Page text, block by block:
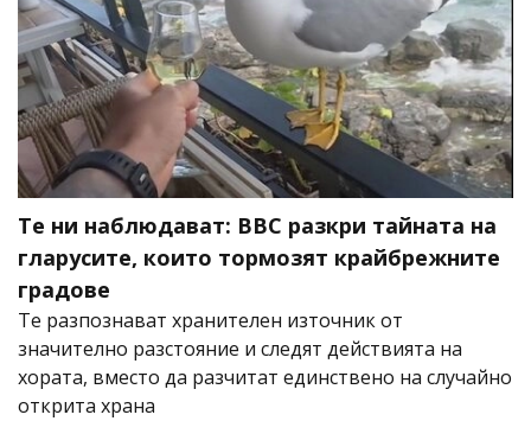
Те ни наблюдават: BBC разкри тайната на
гларусите, които тормозят крайбрежните
градове
Те разпознават хранителен източник от
значително разстояние и следят действията на
хората, вместо да разчитат единствено на случайно
открита храна